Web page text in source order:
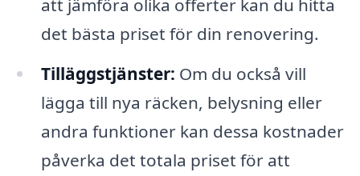
att jämföra olika offerter kan du hitta
det bästa priset för din renovering.
Tilläggstjänster: Om du också vill
lägga till nya räcken, belysning eller
andra funktioner kan dessa kostnader
påverka det totala priset för att